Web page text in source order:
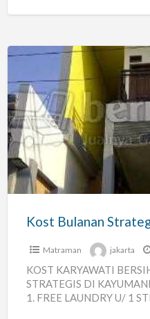
Kost
Bulanan
Strategis
Di
Matraman
Matraman jakarta
KOST KARYAWATI
STRATEGIS DI
1. FREE LAUNDRY U/ 1